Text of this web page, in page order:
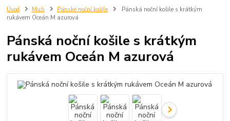
Úvod Muži Pánské noční košile
Pánská noční košile s krátkým
rukávem Oceán M azurová
Pánská noční košile s krátkým
rukávem Oceán M azurová